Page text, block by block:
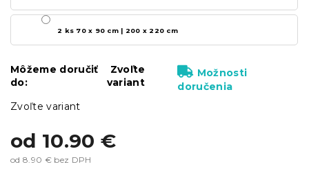
od 10.90 €
od 8.90 € bez DPH
Zvoľte variant
2 ks 70 x 90 cm | 200 x 220 cm
Môžeme doručiť
do:
Zvoľte
variant
Možnosti
doručenia